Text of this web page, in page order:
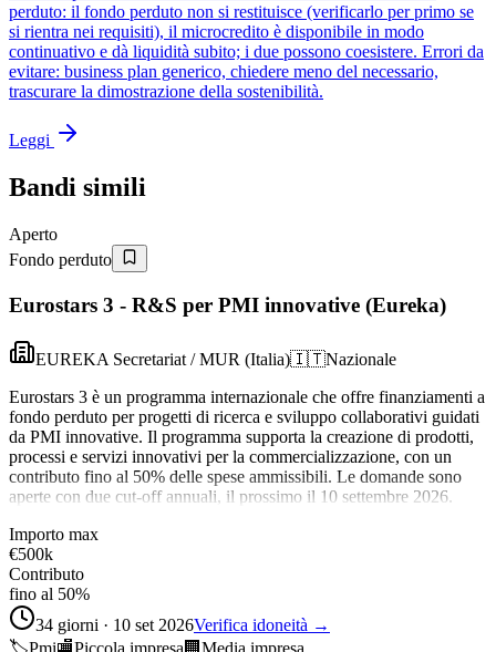
perduto: il fondo perduto non si restituisce (verificarlo per primo se
si rientra nei requisiti), il microcredito è disponibile in modo
continuativo e dà liquidità subito; i due possono coesistere. Errori da
evitare: business plan generico, chiedere meno del necessario,
trascurare la dimostrazione della sostenibilità.
Leggi
Bandi simili
Aperto
Fondo perduto
Eurostars 3 - R&S per PMI innovative (Eureka)
EUREKA Secretariat / MUR (Italia)🇮🇹Nazionale
Eurostars 3 è un programma internazionale che offre finanziamenti a
fondo perduto per progetti di ricerca e sviluppo collaborativi guidati
da PMI innovative. Il programma supporta la creazione di prodotti,
processi e servizi innovativi per la commercializzazione, con un
contributo fino al 50% delle spese ammissibili. Le domande sono
aperte con due cut-off annuali, il prossimo il 10 settembre 2026.
Importo max
€500k
Contributo
fino al 50%
34 giorni · 10 set 2026Verifica idoneità →
🏷️Pmi🏬Piccola impresa 🏢 Media impresa